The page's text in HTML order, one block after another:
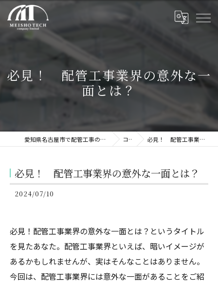
必見！ 配管工事業界の意外な一
面とは？
愛知県名古屋市で配管工事の求人なら株式会社名翔テック コラム 必見！ 配管工事業界の意外な一面とは？
必見！ 配管工事業界の意外な一面とは？
2024/07/10
必見！配管工事業界の意外な一面とは？というタイトル
を見たあなた。配管工事業界といえば、暗いイメージが
あるかもしれませんが、実はそんなことはありません。
今回は、配管工事業界には意外な一面があることをご紹